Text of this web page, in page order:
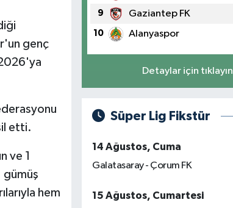
genç
etti.
ve 1
gümüş
hem
9 Gaziantep FK
10 Alanyaspor
Detaylar için tıklayın
Süper Lig Fikstür
14 Ağustos, Cuma
Galatasaray - Çorum FK
15 Ağustos, Cumartesi